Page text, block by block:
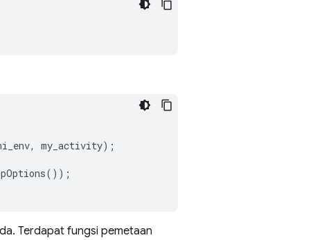
, my_activity);
());
Terdapat fungsi pemetaan